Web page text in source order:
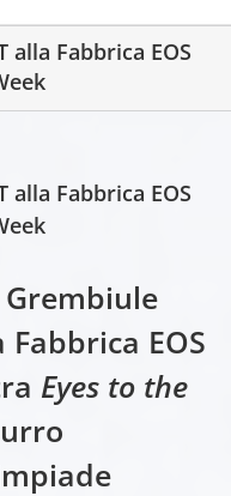
alla Fabbrica EOS
alla Fabbrica EOS
Fabbrica EOS
Eyes to the